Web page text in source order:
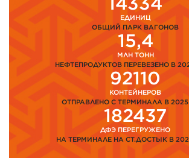
ЕДИНИЦ
ОБЩИЙ ПАРК ВАГОНОВ
15,4
МЛН ТОНН
НЕФТЕПРОДУКТОВ ПЕРЕВЕЗЕНО В
92110
КОНТЕЙНЕРОВ
ОТПРАВЛЕНО С ТЕРМИНАЛА В
182437
ДФЭ ПЕРЕГРУЖЕНО
НА ТЕРМИНАЛЕ НА СТ.ДОСТЫК В